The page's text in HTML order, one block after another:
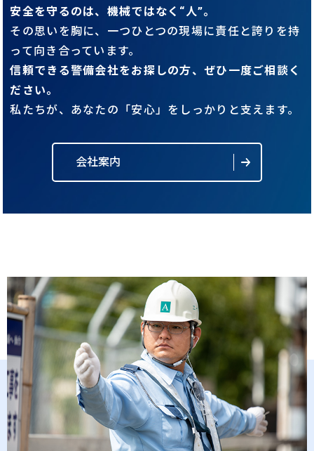
安全を守るのは、機械ではなく“人”。
その思いを胸に、一つひとつの現場に責任と誇りを持
って向き合っています。
信頼できる警備会社をお探しの方、ぜひ一度ご相談く
ださい。
私たちが、あなたの「安心」をしっかりと支えます。
会社案内